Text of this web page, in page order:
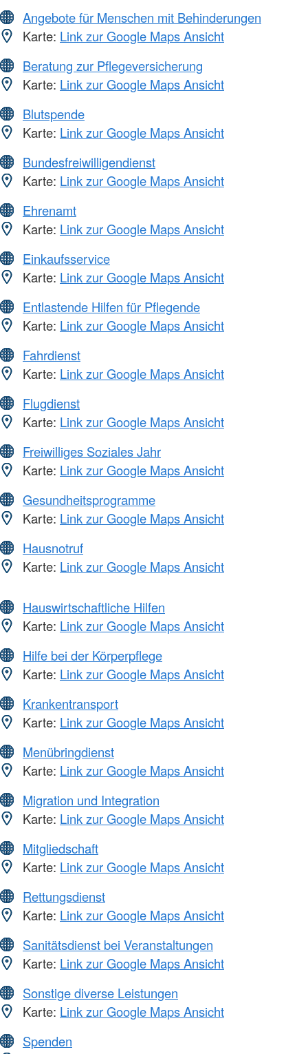
Angebote für Menschen mit Behinderungen
Karte: Link zur Google Maps Ansicht
Beratung zur Pflegeversicherung
Karte: Link zur Google Maps Ansicht
Blutspende
Karte: Link zur Google Maps Ansicht
Bundesfreiwilligendienst
Karte: Link zur Google Maps Ansicht
Ehrenamt
Karte: Link zur Google Maps Ansicht
Einkaufsservice
Karte: Link zur Google Maps Ansicht
Entlastende Hilfen für Pflegende
Karte: Link zur Google Maps Ansicht
Fahrdienst
Karte: Link zur Google Maps Ansicht
Flugdienst
Karte: Link zur Google Maps Ansicht
Freiwilliges Soziales Jahr
Karte: Link zur Google Maps Ansicht
Gesundheitsprogramme
Karte: Link zur Google Maps Ansicht
Hausnotruf
Karte: Link zur Google Maps Ansicht
Hauswirtschaftliche Hilfen
Karte: Link zur Google Maps Ansicht
Hilfe bei der Körperpflege
Karte: Link zur Google Maps Ansicht
Krankentransport
Karte: Link zur Google Maps Ansicht
Menübringdienst
Karte: Link zur Google Maps Ansicht
Migration und Integration
Karte: Link zur Google Maps Ansicht
Mitgliedschaft
Karte: Link zur Google Maps Ansicht
Rettungsdienst
Karte: Link zur Google Maps Ansicht
Sanitätsdienst bei Veranstaltungen
Karte: Link zur Google Maps Ansicht
Sonstige diverse Leistungen
Karte: Link zur Google Maps Ansicht
Spenden